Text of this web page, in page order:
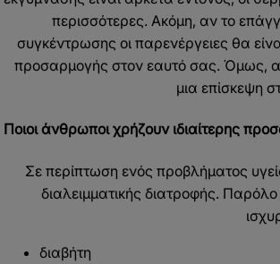
περισσότερες. Ακόμη, αν το
συγκέντρωσης οι παρενέργειες θα
προσαρμογής στον εαυτό σας. Όμως, αν
μια επίσκεψη
Ποιοι άνθρωποι χρήζουν ιδιαίτερης
Σε περίπτωση ενός προβλήματος
διαλειμματικής διατροφής.
διαβήτη